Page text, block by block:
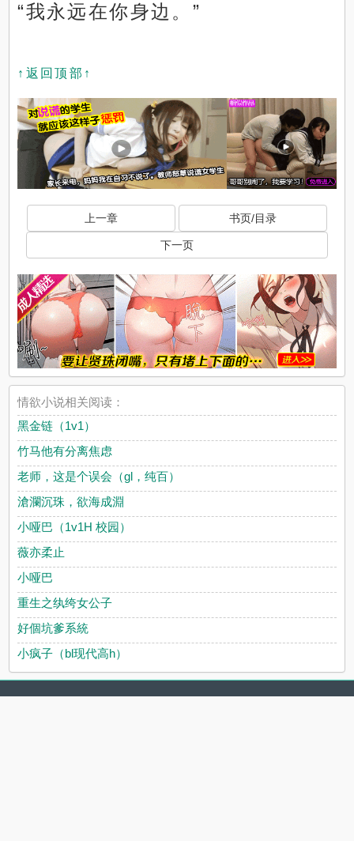
“我永远在你身边。”
↑返回顶部↑
上一章 书页/目录
下一页
情欲小说相关阅读：
黑金链（1v1）
竹马他有分离焦虑
老师，这是个误会（gl，纯百）
滄瀾沉珠，欲海成淵
小哑巴（1v1H 校园）
薇亦柔止
小哑巴
重生之纨绔女公子
好個坑爹系統
小疯子（bl现代高h）